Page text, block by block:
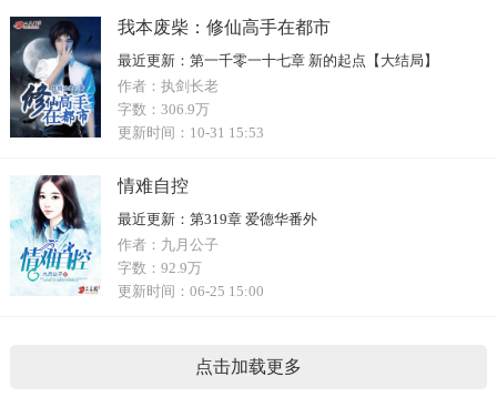
我本废柴：修仙高手在都市
最近更新： 第一千零一十七章 新的起点【大结局】
作者： 执剑长老
字数： 306.9万
更新时间： 10-31 15:53
情难自控
最近更新： 第319章 爱德华番外
作者： 九月公子
字数： 92.9万
更新时间： 06-25 15:00
点击加载更多